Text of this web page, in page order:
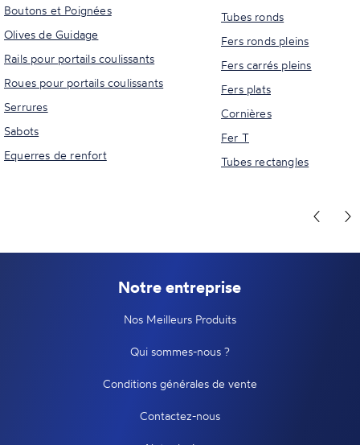
Boutons et Poignées
Olives de Guidage
Rails pour portails coulissants
Roues pour portails coulissants
Serrures
Sabots
Equerres de renfort
Tubes ronds
Fers ronds pleins
Fers carrés pleins
Fers plats
Cornières
Fer T
Tubes rectangles
Notre entreprise
Nos Meilleurs Produits
Qui sommes-nous ?
Conditions générales de vente
Contactez-nous